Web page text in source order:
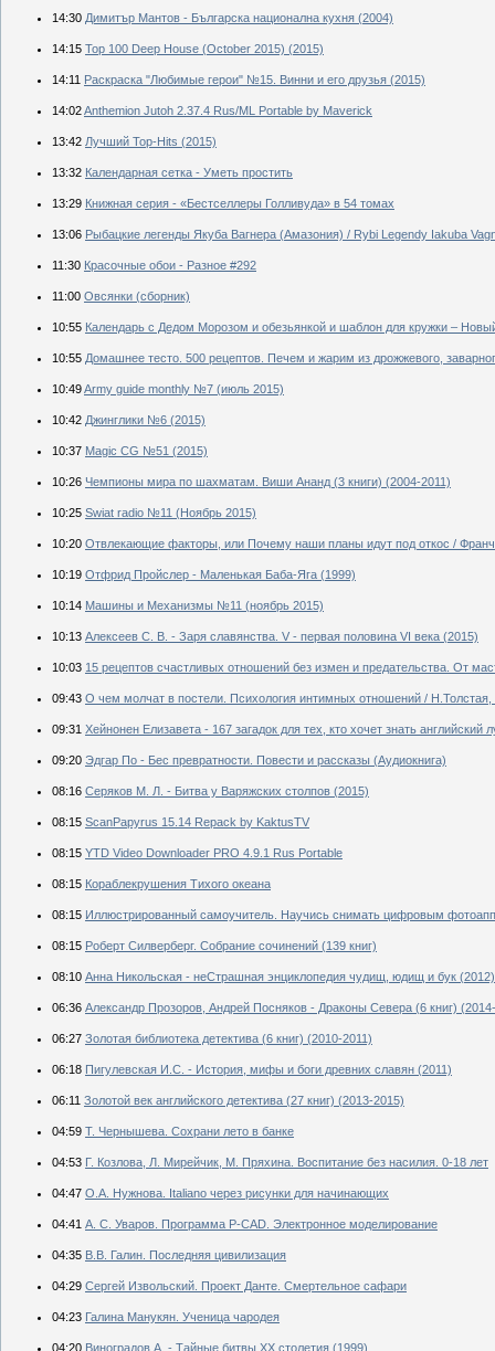
14:30 Димитър Мантов - Българска национална кухня (2004)
14:15 Top 100 Deep House (October 2015) (2015)
14:11 Раскраска "Любимые герои" №15. Винни и его друзья (2015)
14:02Anthemion Jutoh 2.37.4 Rus/ML Portable by Maverick
13:42 Лучший Top-Hits (2015)
13:32 Календарная сетка - Уметь простить
13:29 Книжная серия - «Бестселлеры Голливуда» в 54 томах
13:06 Рыбацкие легенды Якуба Вагнера (Амазония) / Rybi Legendy Iakuba
11:30 Красочные обои - Разное #292
11:00 Овсянки (сборник)
10:55 Календарь с Дедом Морозом и обезьянкой и шаблон для кружки –
10:55 Домашнее тесто. 500 рецептов. Печем и жарим из дрожжевого,
10:49Army guide monthly №7 (июль 2015)
10:42 Джинглики №6 (2015)
10:37 Magic CG №51 (2015)
10:26 Чемпионы мира по шахматам. Виши Ананд (3 книги) (2004-2011)
10:25 Swiat radio №11 (Ноябрь 2015)
10:20 Отвлекающие факторы, или Почему наши планы идут под откос /
10:19 Отфрид Пройслер - Маленькая Баба-Яга (1999)
10:14 Машины и Механизмы №11 (ноябрь 2015)
10:13 Алексеев С. В. - Заря славянства. V - первая половина VI века (2015)
10:03 15 рецептов счастливых отношений без измен и предательства. От
09:43 О чем молчат в постели. Психология интимных отношений /
09:31 Хейнонен Елизавета - 167 загадок для тех, кто хочет знать английский
09:20 Эдгар По - Бес превратности. Повести и рассказы (Аудиокнига)
08:16 Серяков М. Л. - Битва у Варяжских столпов (2015)
08:15 ScanPapyrus 15.14 Repack by KaktusTV
08:15 YTD Video Downloader PRO 4.9.1 Rus Portable
08:15 Кораблекрушения Тихого океана
08:15 Иллюстрированный самоучитель. Научись снимать цифровым
08:15 Роберт Силверберг. Собрание сочинений (139 книг)
08:10 Анна Никольская - неСтрашная энциклопедия чудищ, юдищ и бук (2012)
06:36 Александр Прозоров, Андрей Посняков - Драконы Севера (6 книг)
06:27 Золотая библиотека детектива (6 книг) (2010-2011)
06:18 Пигулевская И.С. - История, мифы и боги древних славян (2011)
06:11 Золотой век английского детектива (27 книг) (2013-2015)
04:59 Т. Чернышева. Сохрани лето в банке
04:53 Г. Козлова, Л. Мирейчик, М. Пряхина. Воспитание без насилия. 0-18 лет
04:47 О.А. Нужнова. Italiano через рисунки для начинающих
04:41 А. С. Уваров. Программа P-CAD. Электронное моделирование
04:35 В.В. Галин. Последняя цивилизация
04:29 Сергей Извольский. Проект Данте. Смертельное сафари
04:23 Галина Манукян. Ученица чародея
04:20 Виноградов А. - Тайные битвы XX столетия (1999)